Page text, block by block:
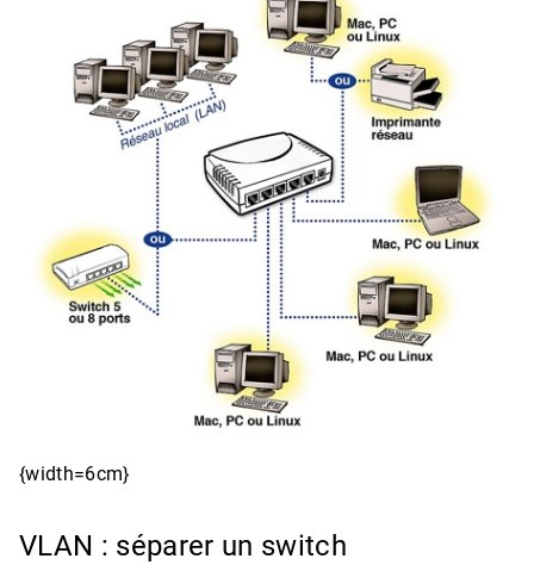
{width=6cm}
VLAN : séparer un switch